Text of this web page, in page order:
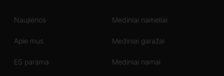
Naujienos
Apie mus
ES parama
Mediniai nameliai
Mediniai garažai
Mediniai namai